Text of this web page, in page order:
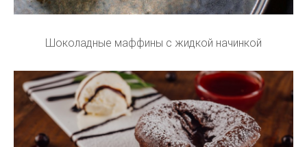
Шоколадные маффины с жидкой начинкой